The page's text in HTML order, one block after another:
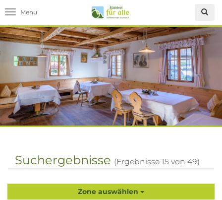
Toggle navigation
Suchergebnisse (Ergebnisse 15 von 49)
Zone auswählen